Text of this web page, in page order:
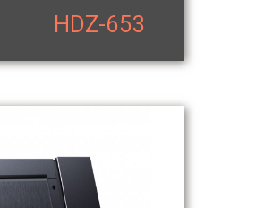
HDZ-653